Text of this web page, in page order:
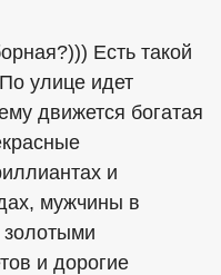
Есть такой
улице идет
движется богатая
и
мужчины в
золотыми
и дорогие